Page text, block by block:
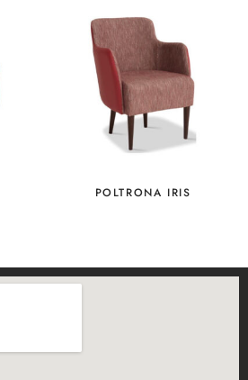
POLTRONA IRIS